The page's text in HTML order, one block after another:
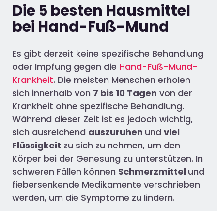
Die 5 besten Hausmittel
bei Hand-Fuß-Mund
Es gibt derzeit keine spezifische Behandlung
oder Impfung gegen die Hand-Fuß-Mund-
Krankheit. Die meisten Menschen erholen
sich innerhalb von 7 bis 10 Tagen von der
Krankheit ohne spezifische Behandlung.
Während dieser Zeit ist es jedoch wichtig,
sich ausreichend auszuruhen und viel
Flüssigkeit zu sich zu nehmen, um den
Körper bei der Genesung zu unterstützen. In
schweren Fällen können Schmerzmittel und
fiebersenkende Medikamente verschrieben
werden, um die Symptome zu lindern.